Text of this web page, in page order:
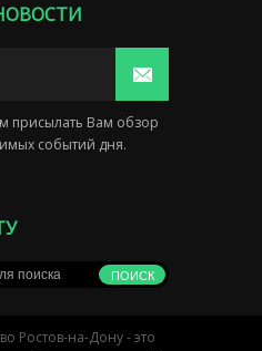
присылать Вам обзор
событий дня.
Ростов-на-Дону - это